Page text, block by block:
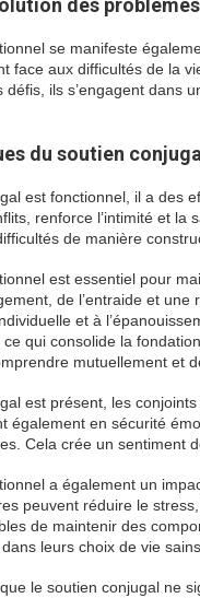
des problèmes
se manifeste
face aux difficultés de la
défis, ils s’engagent
du soutien conjugal
est fonctionnel, il a des
renforce l’intimité et
de manière
est essentiel pour
de l’entraide et
et à
qui consolide la
mutuellement et
est présent, les
également en sécurité
Cela crée un sentiment
a également un
peuvent réduire le
de maintenir des
leurs choix de vie sains.
le soutien conjugal ne